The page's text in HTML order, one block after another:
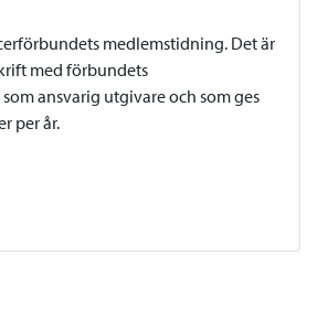
medlemstidning. Det är
med förbundets
ansvarig utgivare och som ges
per år.